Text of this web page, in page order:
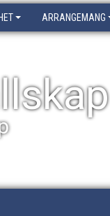
ARRANGEMANG